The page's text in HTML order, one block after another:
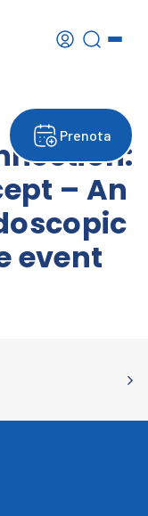
Prenota
– An
event